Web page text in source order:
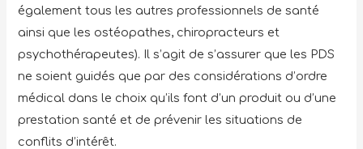
également tous les autres professionnels de santé
ainsi que les ostéopathes, chiropracteurs et
psychothérapeutes). Il s’agit de s’assurer que les PDS
ne soient guidés que par des considérations d’ordre
médical dans le choix qu’ils font d’un produit ou d’une
prestation santé et de prévenir les situations de
conflits d’intérêt.